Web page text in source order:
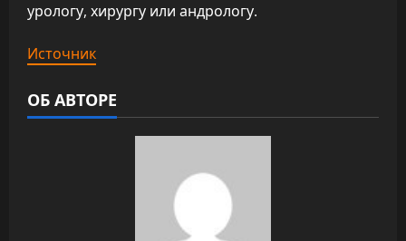
урологу, хирургу или андрологу.
Источник
ОБ АВТОРЕ